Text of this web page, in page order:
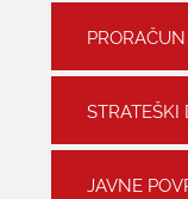
PRORAČUN
JAVNE